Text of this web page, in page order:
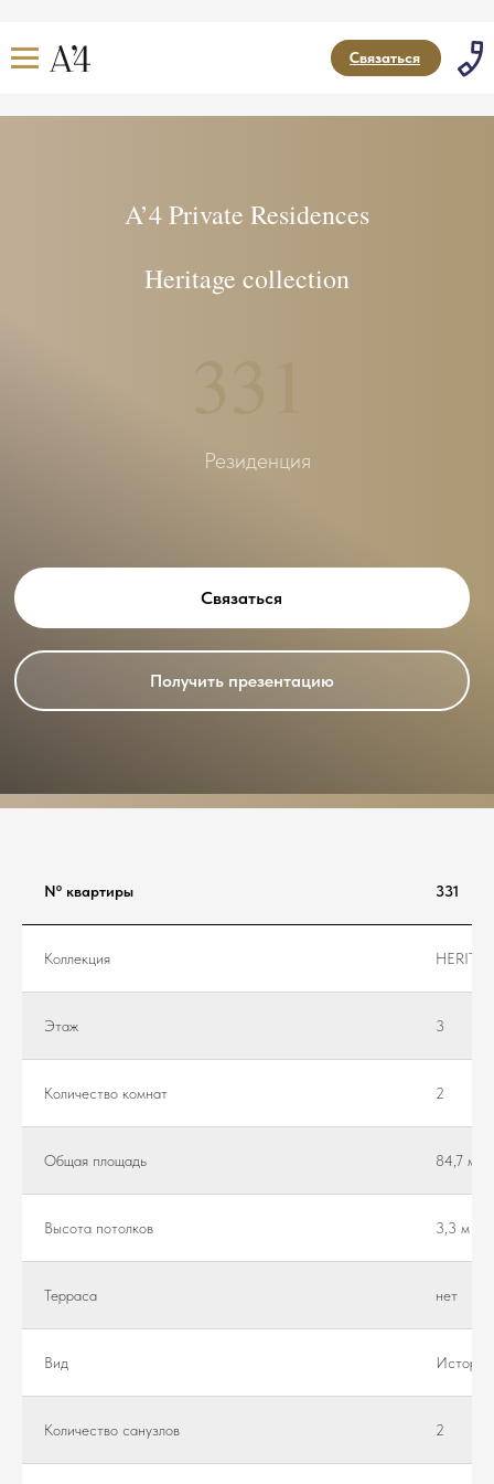
Связаться
A’4 Private Residences
Heritage collection
Резиденция
Связаться
Получить презентацию
Nº квартиры 331
Коллекция
Этаж 3
Количество комнат 2
Общая площадь 84,7 м²
Высота потолков 3,3 м
Teppaca нет
Вид
Количество санузлов 2